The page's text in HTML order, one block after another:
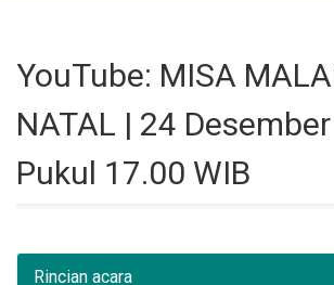
YouTube: MISA
NATAL | 24
Pukul 17.00 WIB
Rincian acara